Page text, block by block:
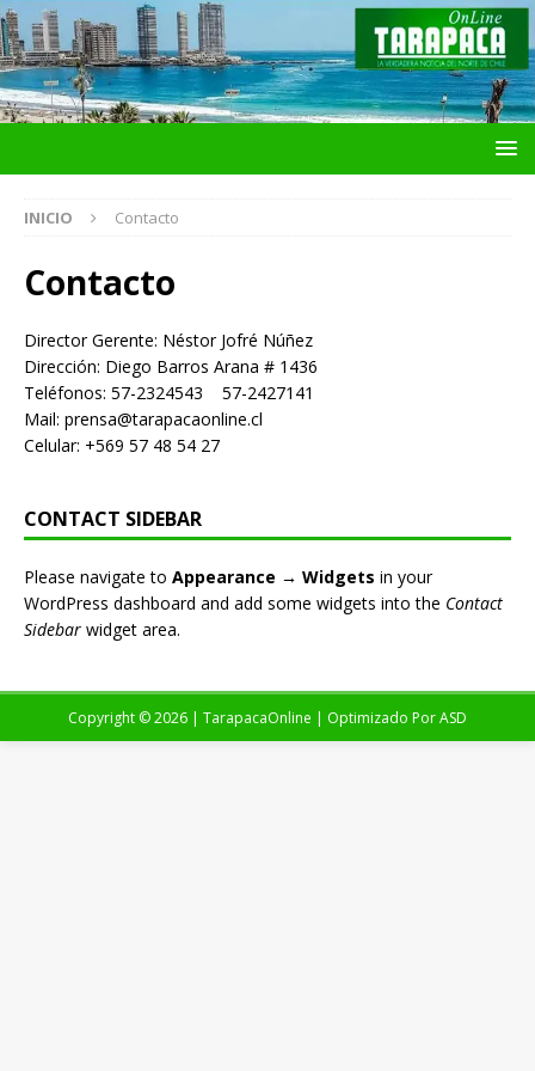
INICIO Contacto
Contacto
Director Gerente: Néstor Jofré Núñez
Dirección: Diego Barros Arana # 1436
Teléfonos: 57-2324543 57-2427141
Mail: prensa@tarapacaonline.cl
Celular: +569 57 48 54 27
CONTACT SIDEBAR
Please navigate to Appearance → Widgets in your
WordPress dashboard and add some widgets into the Contact
Sidebar widget area.
Copyright © 2026 | TarapacaOnline | Optimizado PorASD